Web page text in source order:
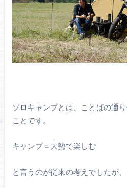
ソロキャンプとは、ことばの通
ことです。
キャンプ＝大勢で楽しむ
と言うのが従来の考えでしたが、